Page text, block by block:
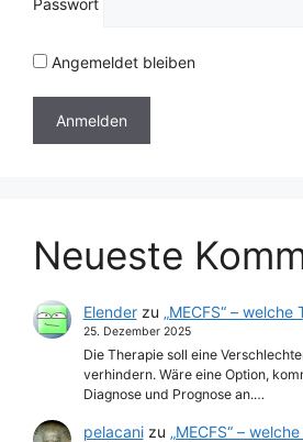
Passwort
Angemeldet bleiben
Neueste
Elenderzu „MECFS“ –
25. Dezember 2025
Die Therapie soll eine
verhindern. Wäre eine Option,
Diagnose und Prognose an.…
pelacanizu „MECFS“ –